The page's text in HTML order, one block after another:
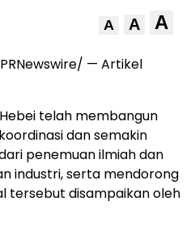
A A A
— Artikel
telah membangun
dan semakin
penemuan ilmiah dan
industri, serta mendorong
tersebut disampaikan oleh